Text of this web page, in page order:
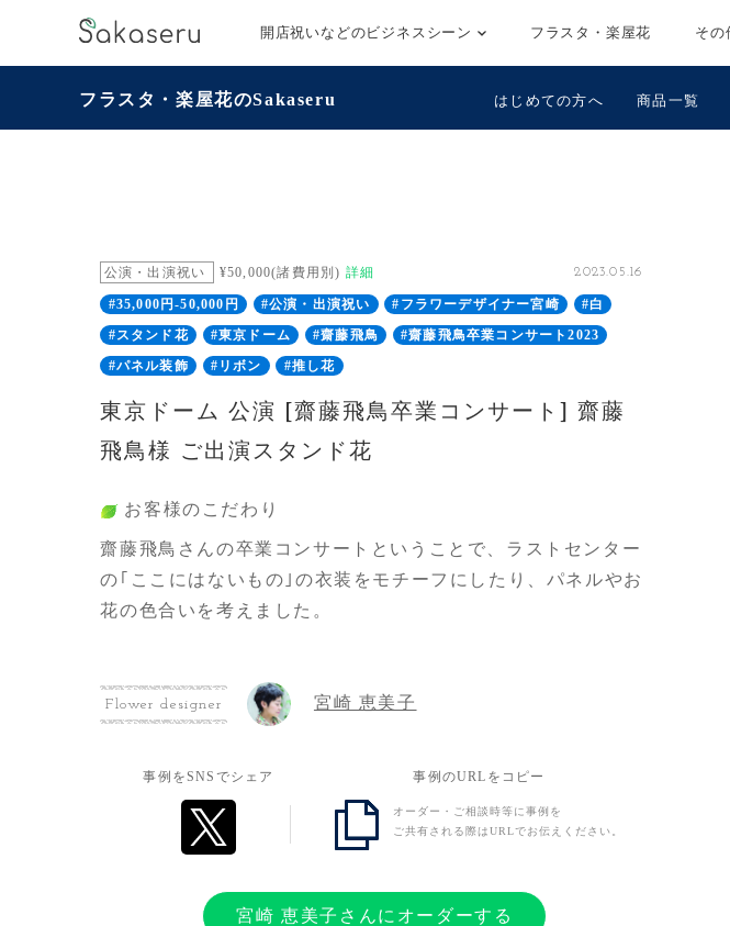
開店祝いなどのビジネスシーン フラスタ・楽屋花 その
フラスタ・楽屋花のSakaseru はじめての方へ 商品一覧
公演・出演祝い ¥50,000(諸費用別) 詳細 2023.05.16
#35,000円-50,000円 #公演・出演祝い #フラワーデザイナー宮崎
#白
#スタンド花
#東京ドーム #齋藤飛鳥
#齋藤飛鳥卒業コンサート2023
#パネル装飾
#リボン #推し花
東京ドーム 公演 [齋藤飛鳥卒業コンサート] 齋藤
飛鳥様 ご出演スタンド花
お客様のこだわり
齋藤飛鳥さんの卒業コンサートということで、ラストセンター
の｢ここにはないもの｣の衣装をモチーフにしたり、パネルやお
花の色合いを考えました。
お客様の想い
齋藤飛鳥さんへ｢ありがとう｣という気持ちを伝えたかったで
Flower designer 宮崎 恵美子
事例をSNSでシェア 事例のURLをコピー
オーダー・ご相談時等に事例を
ご共有される際はURLでお伝えください。
宮崎 恵美子さんにオーダーする